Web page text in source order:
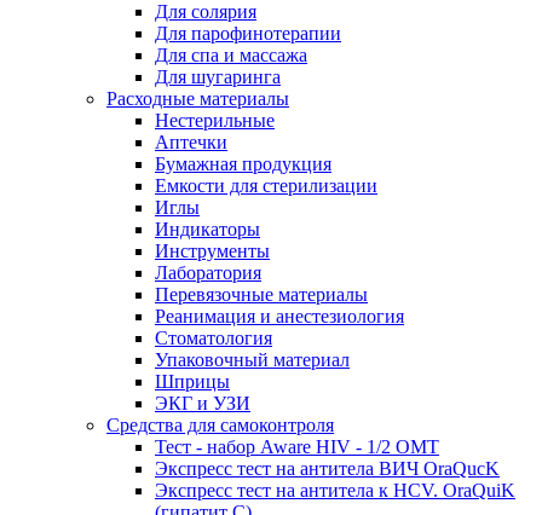
Для солярия
Для парофинотерапии
Для спа и массажа
Для шугаринга
Расходные материалы
Нестерильные
Аптечки
Бумажная продукция
Емкости для стерилизации
Иглы
Индикаторы
Инструменты
Лаборатория
Перевязочные материалы
Реанимация и анестезиология
Стоматология
Упаковочный материал
Шприцы
ЭКГ и УЗИ
Средства для самоконтроля
Тест - набор Aware HIV - 1/2 ОМТ
Экспресс тест на антитела ВИЧ OraQuсK
Экспресс тест на антитела к HCV. OraQuiK